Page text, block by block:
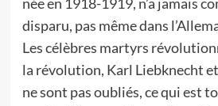
disparu, pas même dans
Les célèbres martyrs
la révolution, Karl Liebknecht
ne sont pas oubliés, ce qui est